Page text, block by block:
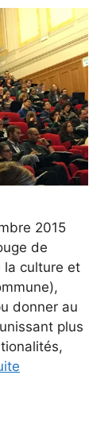
2015
de
la culture et
donner au
plus